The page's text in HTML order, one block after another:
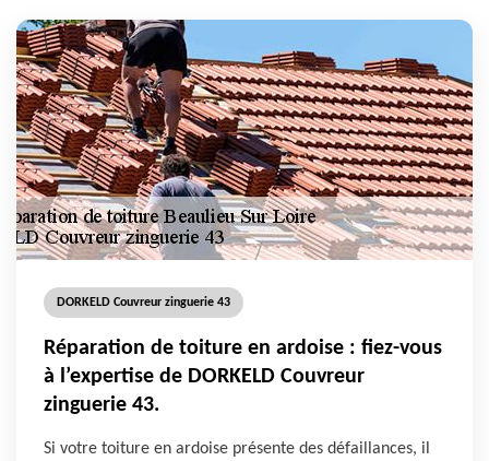
DORKELD Couvreur zinguerie 43
Réparation de toiture en ardoise : fiez-vous
à l’expertise de DORKELD Couvreur
zinguerie 43.
Si votre toiture en ardoise présente des défaillances, il